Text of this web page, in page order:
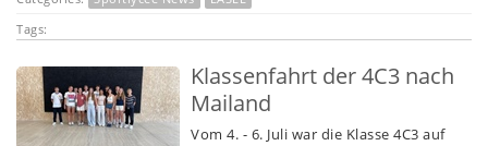
Tags:
Klassenfahrt der 4C3 nach
Mailand
Vom 4. - 6. Juli war die Klasse 4C3 auf